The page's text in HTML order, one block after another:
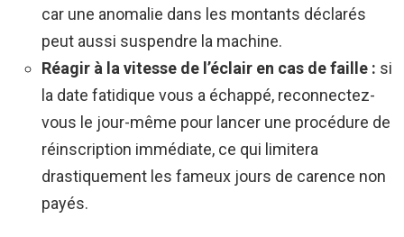
car une anomalie dans les montants déclarés
peut aussi suspendre la machine.
Réagir à la vitesse de l’éclair en cas de faille : si
la date fatidique vous a échappé, reconnectez-
vous le jour-même pour lancer une procédure de
réinscription immédiate, ce qui limitera
drastiquement les fameux jours de carence non
payés.